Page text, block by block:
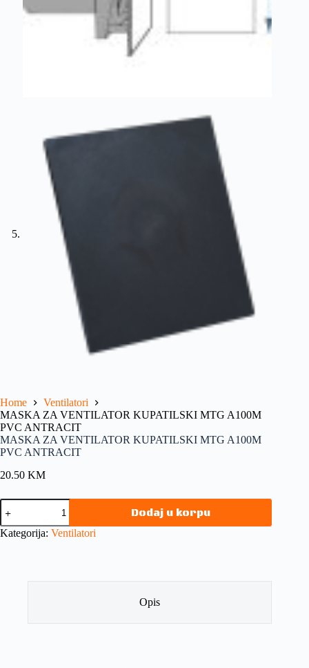
Home
Ventilatori
MASKA ZA VENTILATOR KUPATILSKI MTG A100M
PVC ANTRACIT
MASKA ZA VENTILATOR KUPATILSKI MTG A100M
PVC ANTRACIT
20.50 KM
Dodaj u korpu
Kategorija: Ventilatori
Opis